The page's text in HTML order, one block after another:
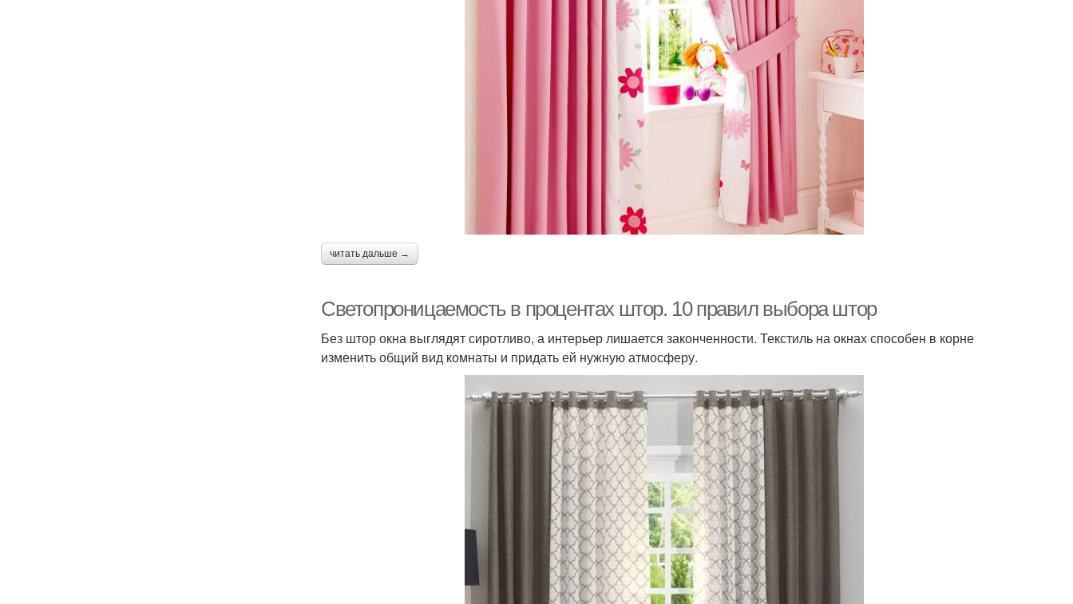
читать дальше →
Светопроницаемость в процентах штор. 10 правил выбора штор
Без штор окна выглядят сиротливо, а интерьер лишается законченности. Текстиль на окнах способен в корне
изменить общий вид комнаты и придать ей нужную атмосферу.